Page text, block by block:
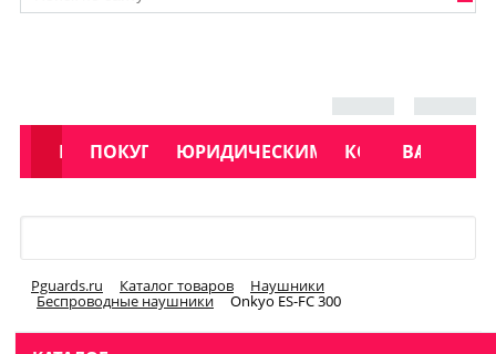
АКЦИИ
КАТАЛОГ
ПОКУПАТЕЛЯМЮРИДИЧЕСКИМ ЛИЦАМКОНТАКТЫ
УСЛУГИ
Pguards.ru Каталог товаров Наушники
Беспроводные наушники Onkyo ES-FC 300